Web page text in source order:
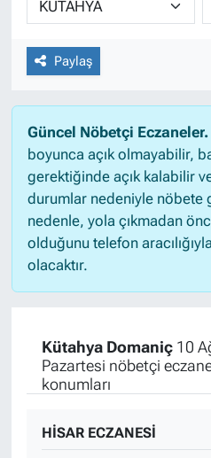
Paylaş
Güncel Nöbetçi Eczaneler.
boyunca açık olmayabilir,
gerektiğinde açık kalabilir
durumlar nedeniyle nöbete
nedenle, yola çıkmadan
olduğunu telefon
olacaktır.
Kütahya Domaniç10
Pazartesi nöbetçi
konumları
HİSAR ECZANESİ